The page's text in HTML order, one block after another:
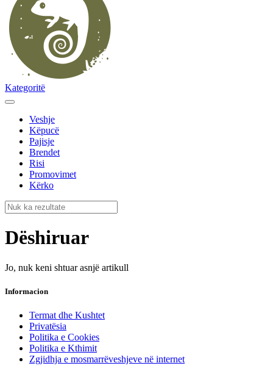
Kategoritë
Veshje
Këpucë
Pajisje
Brendet
Risi
Promovimet
Kërko
Dëshiruar
Jo, nuk keni shtuar asnjë artikull
Informacion
Termat dhe Kushtet
Privatësia
Politika e Cookies
Politika e Kthimit
Zgjidhja e mosmarrëveshjeve në internet